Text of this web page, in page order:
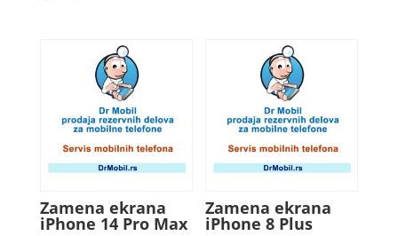
Zamena ekrana
iPhone 14 Pro Max
Zamena ekrana
iPhone 8 Plus